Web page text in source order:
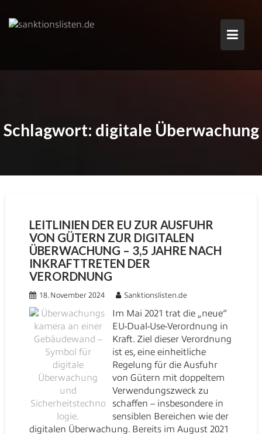
content
Schlagwort: digitale Überwachung
LEITLINIEN DER EU ZUR AUSFUHR
VON GÜTERN ZUR DIGITALEN
ÜBERWACHUNG – 3,5 JAHRE NACH
INKRAFTTRETEN DER
VERORDNUNG
18. November 2024 Sanktionslisten.de
Im Mai 2021 trat die „neue“
EU-Dual-Use-Verordnung in
Kraft. Ziel dieser Verordnung
ist es, eine einheitliche
Regelung für die Ausfuhr
von Gütern mit doppeltem
Verwendungszweck zu
schaffen – insbesondere in
sensiblen Bereichen wie der
digitalen Überwachung. Bereits im August 2021